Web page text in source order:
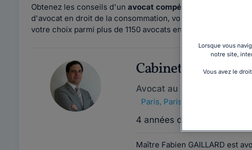
Obtenez les conseils d'un avocat compétent en droit de la
d'avocat en droit de la consommation, vous pouvez utiliser
votre choix parmi plus de 1150 avocats en droit de la
Cabinet FABIEN
Avocat au barreau de Paris
Paris, Paris 7ème, 75007
4 années d'expérience
Maître Fabien GAILLARD est
Lorsque vous
notre site,
Vous avez le